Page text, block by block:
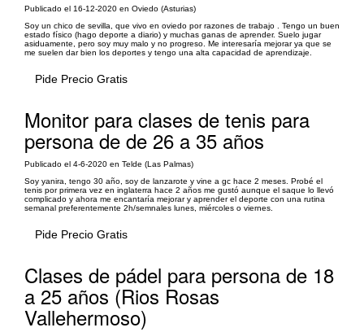
Publicado el 16-12-2020 en Oviedo (Asturias)
Soy un chico de sevilla, que vivo en oviedo por razones de trabajo . Tengo un buen
estado físico (hago deporte a diario) y muchas ganas de aprender. Suelo jugar
asiduamente, pero soy muy malo y no progreso. Me interesaría mejorar ya que se
me suelen dar bien los deportes y tengo una alta capacidad de aprendizaje.
Pide Precio Gratis
Monitor para clases de tenis para
persona de de 26 a 35 años
Publicado el 4-6-2020 en Telde (Las Palmas)
Soy yanira, tengo 30 año, soy de lanzarote y vine a gc hace 2 meses. Probé el
tenis por primera vez en inglaterra hace 2 años me gustó aunque el saque lo llevó
complicado y ahora me encantaría mejorar y aprender el deporte con una rutina
semanal preferentemente 2h/semnales lunes, miércoles o viernes.
Pide Precio Gratis
Clases de pádel para persona de 18
a 25 años (Rios Rosas
Vallehermoso)